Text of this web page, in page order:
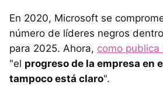
En 2020, Microsoft se
número de líderes negros
para 2025. Ahora, como publica
"el progreso de la empresa en
tampoco está claro".